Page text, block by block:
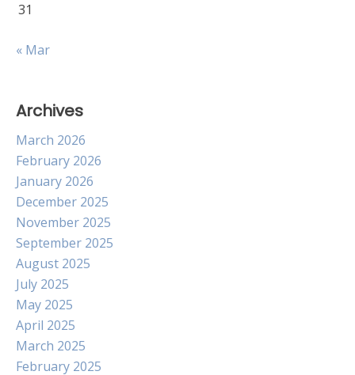
31
« Mar
Archives
March 2026
February 2026
January 2026
December 2025
November 2025
September 2025
August 2025
July 2025
May 2025
April 2025
March 2025
February 2025